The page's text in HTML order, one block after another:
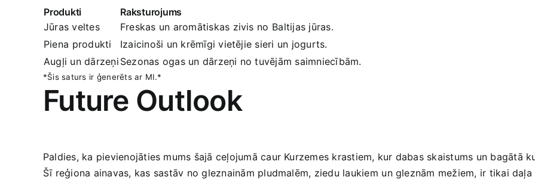
Produkti
Raksturojums
Jūras veltes
Freskas un aromātiskas zivis⁤ no⁢ Baltijas jūras.
Piena ⁣produkti
Izaicinoši un krēmīgi ​vietējie ‍sieri un jogurts.
Augļi ‍un dārzeņi Sezonas ogas un dārzeņi no tuvējām saimniecībām.
*Šis saturs ⁣ir ģenerēts ar MI.*
Future Outlook
Paldies, ka pievienojāties mums šajā ceļojumā caur ‍Kurzemes krastiem, kur dabas skaistums un bagātā
Šī reģiona ainavas, kas ⁢sastāv no gleznainām pludmalēm, ziedu laukiem ⁢un ‌gleznām mežiem, ir tikai